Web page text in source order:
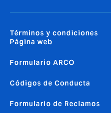
Términos y condiciones
Página web
Formulario ARCO
Códigos de Conducta
Formulario de Reclamos